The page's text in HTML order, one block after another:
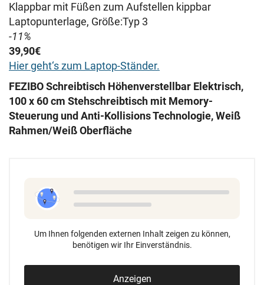
Klappbar mit Füßen zum Aufstellen kippbar
Laptopunterlage, Größe:Typ 3
-11%
39,90€
Hier geht‘s zum Laptop-Ständer.
FEZIBO Schreibtisch Höhenverstellbar Elektrisch,
100 x 60 cm Stehschreibtisch mit Memory-
Steuerung und Anti-Kollisions Technologie, Weiß
Rahmen/Weiß Oberfläche
Um Ihnen folgenden externen Inhalt zeigen zu können,
benötigen wir Ihr Einverständnis.
Anzeigen